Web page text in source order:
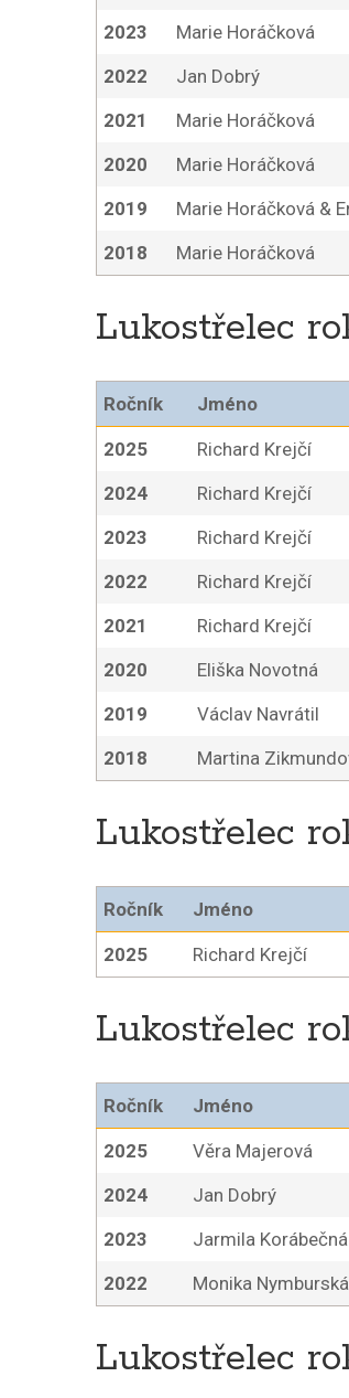
2023 Marie Horáčková
2022
Jan Dobrý
2021
Marie Horáčková
2020
Marie Horáčková
2019
Marie Horáčková &
2018
Marie Horáčková
Lukostřelec
Ročník Jméno
2025 Richard Krejčí
2024
Richard Krejčí
2023
Richard Krejčí
2022
Richard Krejčí
2021
Richard Krejčí
2020
Eliška Novotná
2019
Václav Navrátil
2018
Martina
Lukostřelec
Ročník Jméno
2025 Richard Krejčí
Lukostřelec
Ročník Jméno
2025 Věra Majerová
2024
Jan Dobrý
2023
Jarmila Korábečná
2022
Monika Nymburská
Lukostřelec